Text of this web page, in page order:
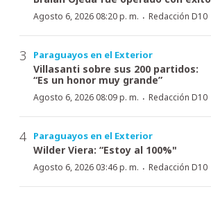
Agosto 6, 2026 08:20 p. m. · Redacción D10
Paraguayos en el Exterior
Villasanti sobre sus 200 partidos:
“Es un honor muy grande”
Agosto 6, 2026 08:09 p. m. · Redacción D10
Paraguayos en el Exterior
Wilder Viera: “Estoy al 100%"
Agosto 6, 2026 03:46 p. m. · Redacción D10